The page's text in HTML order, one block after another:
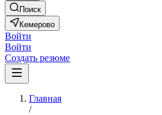
Поиск
Кемерово
Войти
Войти
Создать резюме
Главная
/